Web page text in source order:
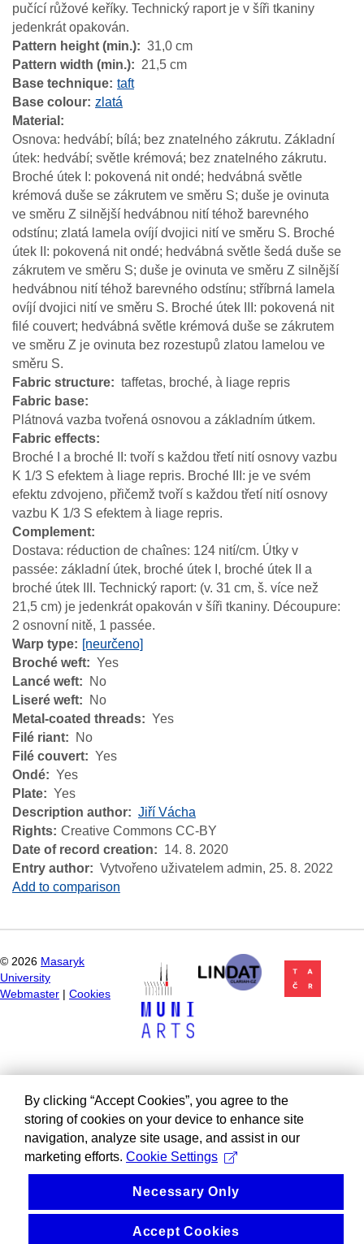
pučící růžové keříky. Technický raport je v šíři tkaniny
jedenkrát opakován.
Pattern height (min.)
31,0 cm
Pattern width (min.)
21,5 cm
Base technique taft
Base colour zlatá
Material
Osnova: hedvábí; bílá; bez znatelného zákrutu. Základní
útek: hedvábí; světle krémová; bez znatelného zákrutu.
Broché útek I: pokovená nit ondé; hedvábná světle
krémová duše se zákrutem ve směru S; duše je ovinuta
ve směru Z silnější hedvábnou nití téhož barevného
odstínu; zlatá lamela ovíjí dvojici nití ve směru S. Broché
útek II: pokovená nit ondé; hedvábná světle šedá duše se
zákrutem ve směru S; duše je ovinuta ve směru Z silnější
hedvábnou nití téhož barevného odstínu; stříbrná lamela
ovíjí dvojici nití ve směru S. Broché útek III: pokovená nit
filé couvert; hedvábná světle krémová duše se zákrutem
ve směru Z je ovinuta bez rozestupů zlatou lamelou ve
směru S.
Fabric structure
taffetas, broché, à liage repris
Fabric base
Plátnová vazba tvořená osnovou a základním útkem.
Fabric effects
Broché I a broché II: tvoří s každou třetí nití osnovy vazbu
K 1/3 S efektem à liage repris. Broché III: je ve svém
efektu zdvojeno, přičemž tvoří s každou třetí nití osnovy
vazbu K 1/3 S efektem à liage repris.
Complement
Dostava: réduction de chaînes: 124 nití/cm. Útky v
passée: základní útek, broché útek I, broché útek II a
broché útek III. Technický raport: (v. 31 cm, š. více než
21,5 cm) je jedenkrát opakován v šíři tkaniny. Découpure:
2 osnovní nitě, 1 passée.
Warp type
[neurčeno]
Broché weft
Yes
Lancé weft
No
Liseré weft
No
Metal-coated threads
Yes
Filé riant
No
Filé couvert
Yes
Ondé
Yes
Plate
Yes
Description author
Jiří Vácha
Rights Creative Commons CC-BY
Date of record creation
14. 8. 2020
Entry author
Vytvořeno uživatelem admin, 25. 8. 2022
Add to comparison
© 2026 Masaryk
University
Webmaster
Cookies
By clicking “Accept Cookies”, you agree to the
storing of cookies on your device to enhance site
navigation, analyze site usage, and assist in our
marketing efforts. Cookie Settings
Necessary Only
Accept Cookies